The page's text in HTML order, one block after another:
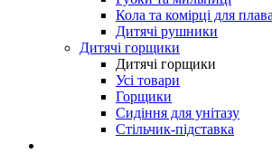
Кола та комірці для
Дитячі рушники
Дитячі горщики
Дитячі горщики
Усі товари
Горщики
Сидіння для унітазу
Стільчик-підставка